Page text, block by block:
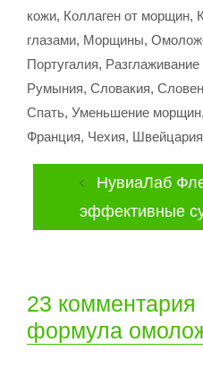
кожи, Коллаген от морщин,
глазами, Морщины,
Португалия,
Румыния, Словакия,
Спать, Уменьшение морщин,
Франция, Чехия, Швейцария
НувиаЛаб
эффективные
23 комментария
формула